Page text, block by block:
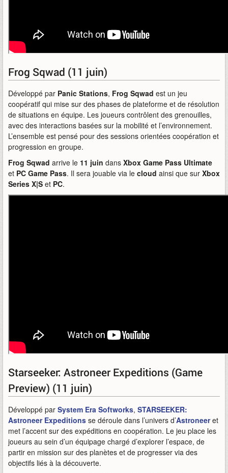
Frog Sqwad (11 juin)
Développé par Panic Stations, Frog Sqwad est un jeu
coopératif qui mise sur des phases de plateforme et de résolution
de situations en équipe. Les joueurs contrôlent des grenouilles,
avec des interactions basées sur la mobilité et l’environnement.
L’ensemble est pensé pour des sessions orientées coopération et
progression en groupe.
Frog Sqwad arrive le 11 juin dans Xbox Game Pass Ultimate
et PC Game Pass. Il sera jouable via le cloud ainsi que sur Xbox
Series X|S et PC.
Starseeker: Astroneer Expeditions (Game
Preview) (11 juin)
Développé par System Era Softworks, STARSEEKER:
Astroneer Expeditions se déroule dans l’univers d’Astroneeret
met l’accent sur des expéditions en coopération. Le jeu place les
joueurs au sein d’un équipage chargé d’explorer l’espace, de
partir en mission sur des planètes et de progresser via des
objectifs liés à la découverte.